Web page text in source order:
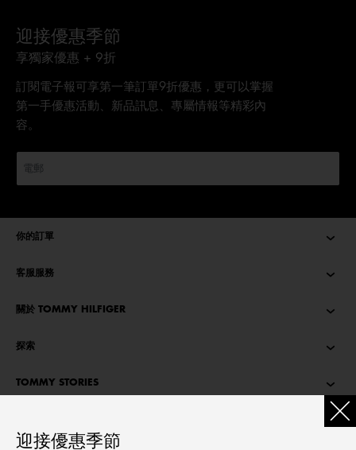
迎接優惠季節
享獨家優惠 + 9折
訂閱電子報可享第一筆訂單9折優惠，更可以掌握
第一手優惠活動、新品訊息、專屬情報等精彩內
容。
你的訂單
客服服務
關於 TOMMY HILFIGER
探索
TOMMY STORIES
繁體中文
迎接優惠季節